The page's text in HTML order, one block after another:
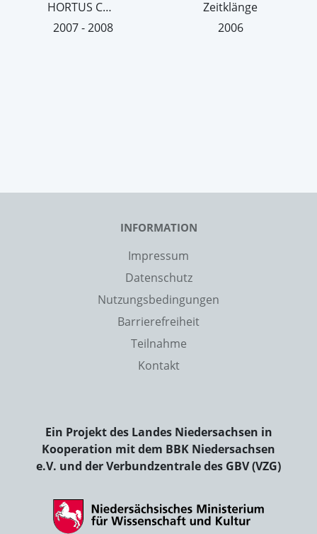
HORTUS CONCLUSUS
2007 - 2008
Zeitklänge
2006
INFORMATION
Impressum
Datenschutz
Nutzungsbedingungen
Barrierefreiheit
Teilnahme
Kontakt
Ein Projekt des Landes Niedersachsen in
Kooperation mit dem BBK Niedersachsen
e.V. und der Verbundzentrale des GBV (VZG)